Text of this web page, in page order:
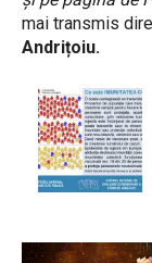
mai transmis
Andrițoiu.